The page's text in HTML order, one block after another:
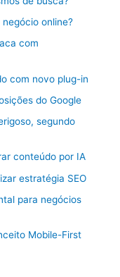
online?
com
com novo plug-in
do Google
segundo
conteúdo por IA
estratégia SEO
para negócios
Mobile-First